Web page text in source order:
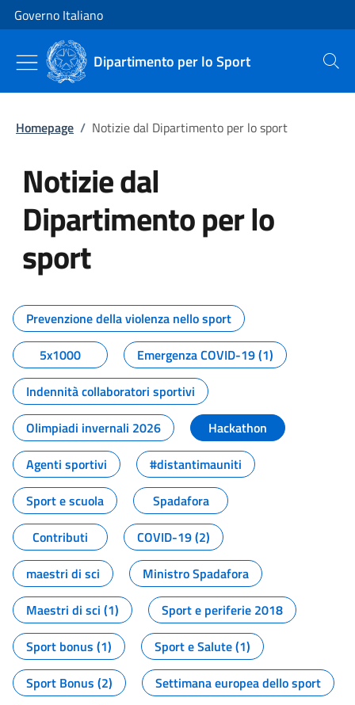
Vai al contenuto
Vai alla navigazione del sito
Governo Italiano
Dipartimento per lo Sport Cerca
Homepage / Notizie dal Dipartimento per lo sport
Notizie dal
Dipartimento per lo
sport
Tutti i contenuti della pagina
Prevenzione della violenza nello sport
5x1000
Emergenza COVID-19 (1)
Indennità collaboratori sportivi
Olimpiadi invernali 2026
Hackathon
Agenti sportivi
#distantimauniti
Sport e scuola
Spadafora
Contributi
COVID-19 (2)
maestri di sci
Ministro Spadafora
Maestri di sci (1)
Sport e periferie 2018
Sport bonus (1)
Sport e Salute (1)
Sport Bonus (2)
Settimana europea dello sport